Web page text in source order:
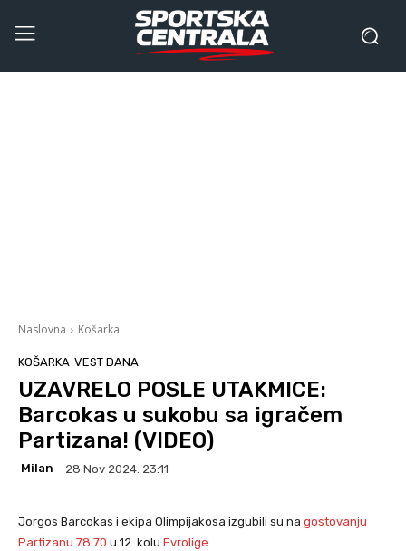
Naslovna Košarka
KOŠARKA VEST DANA
UZAVRELO POSLE UTAKMICE:
Barcokas u sukobu sa igračem
Partizana! (VIDEO)
Milan 28 Nov 2024. 23:11
Jorgos Barcokas i ekipa Olimpijakosa izgubili su na gostovanju
Partizanu 78:70 u 12. kolu Evrolige